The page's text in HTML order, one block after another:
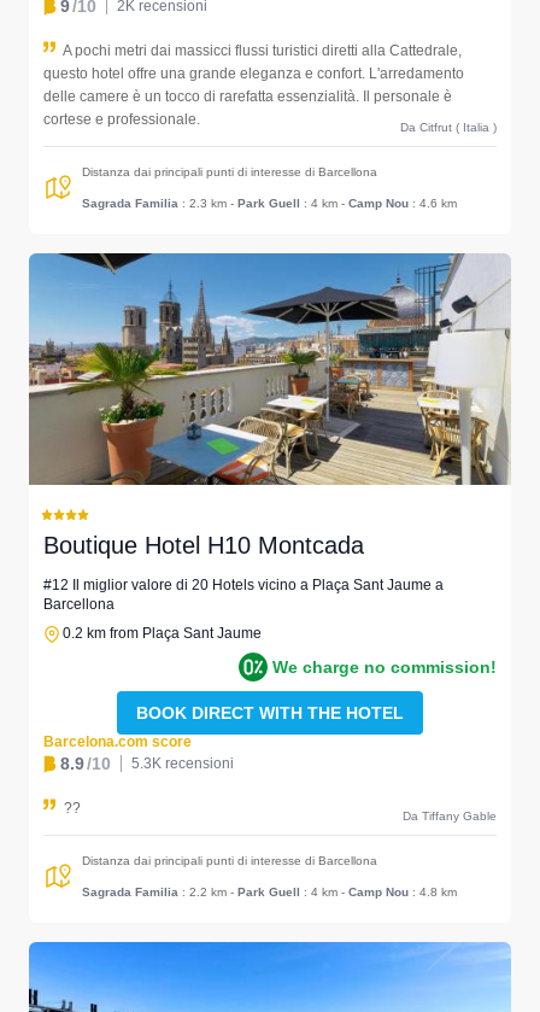
9/10 2K recensioni
A pochi metri dai massicci flussi turistici diretti alla Cattedrale,
questo hotel offre una grande eleganza e confort. L'arredamento
delle camere è un tocco di rarefatta essenzialità. Il personale è
cortese e professionale.
Da Citfrut ( Italia )
Distanza dai principali punti di interesse di Barcellona
Sagrada Familia : 2.3 km - Park Guell : 4 km - Camp Nou : 4.6 km
Boutique Hotel H10 Montcada
#12 Il miglior valore di 20 Hotels vicino a Plaça Sant Jaume a
Barcellona
0.2 km from Plaça Sant Jaume
We charge no commission!
BOOK DIRECT WITH THE HOTEL
Barcelona.com score
8.9/10 5.3K recensioni
?? Da Tiffany Gable
Distanza dai principali punti di interesse di Barcellona
Sagrada Familia : 2.2 km - Park Guell : 4 km - Camp Nou : 4.8 km